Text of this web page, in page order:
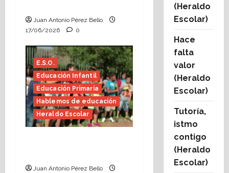
Juan Antonio Pérez Bello
17/06/2026
0
E.S.O.
Educación Infantil
Educación Primaria
Hablemos de educación
Heraldo Escolar
Juan Antonio Pérez Bello
(Heraldo
Escolar)
Hace
falta
valor
(Heraldo
Escolar)
Tutoría,
istmo
contigo
(Heraldo
Escolar)